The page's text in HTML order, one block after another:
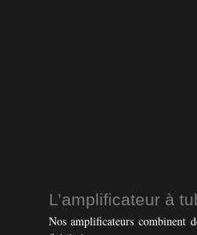
L’amplificateur à
Nos amplificateurs combinent